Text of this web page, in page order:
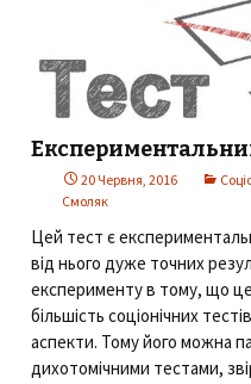
20 Червня, 2016
Смоляк
Цей тест є
від нього дуже точних
експерименту в тому, що
більшість соціонічних
аспекти. Тому його можна
дихотомічними тестами,